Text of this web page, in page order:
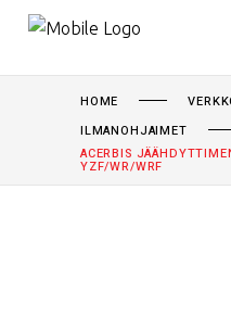
HOME
ILMANOHJAIMET
ACERBIS
YZF/WR/WRF